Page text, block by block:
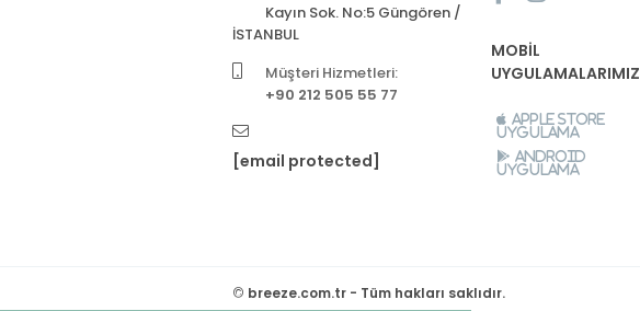
Kayın Sok. No:5 Güngören /
İSTANBUL
Müşteri Hizmetleri:
+90 212 505 55 77
[email protected]
MOBİL
UYGULAMALARIMIZ
Apple Store
Uygulama
Android
Uygulama
© breeze.com.tr - Tüm hakları saklıdır.